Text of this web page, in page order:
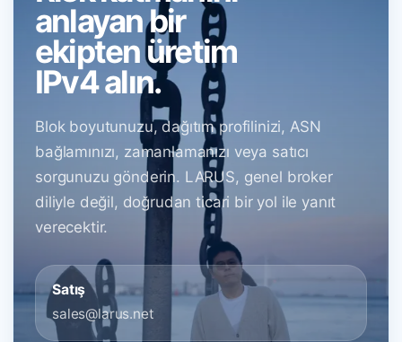
anlayan bir
ekipten üretim
IPv4 alın.
Blok boyutunuzu, dağıtım profilinizi, ASN
bağlamınızı, zamanlamanızı veya satıcı
sorgunuzu gönderin. LARUS, genel broker
diliyle değil, doğrudan ticari bir yol ile yanıt
verecektir.
Satış
sales@larus.net